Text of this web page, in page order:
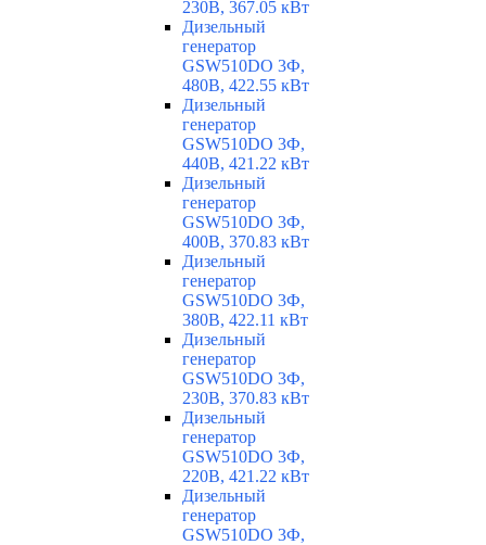
230В, 367.05 кВт
Дизельный
генератор
GSW510DO 3Ф,
480В, 422.55 кВт
Дизельный
генератор
GSW510DO 3Ф,
440В, 421.22 кВт
Дизельный
генератор
GSW510DO 3Ф,
400В, 370.83 кВт
Дизельный
генератор
GSW510DO 3Ф,
380В, 422.11 кВт
Дизельный
генератор
GSW510DO 3Ф,
230В, 370.83 кВт
Дизельный
генератор
GSW510DO 3Ф,
220В, 421.22 кВт
Дизельный
генератор
GSW510DO 3Ф,